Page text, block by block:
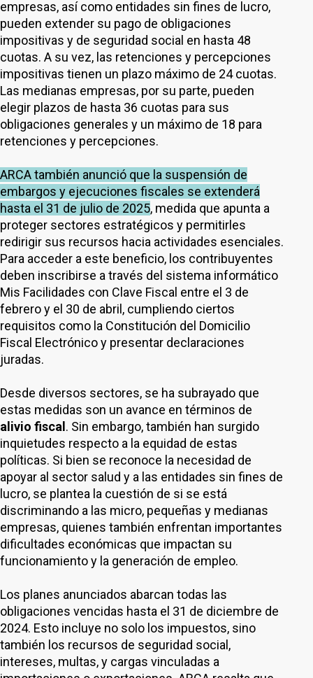
empresas, así como entidades sin fines de lucro,
pueden extender su pago de obligaciones
impositivas y de seguridad social en hasta 48
cuotas. A su vez, las retenciones y percepciones
impositivas tienen un plazo máximo de 24 cuotas.
Las medianas empresas, por su parte, pueden
elegir plazos de hasta 36 cuotas para sus
obligaciones generales y un máximo de 18 para
retenciones y percepciones.
ARCA también anunció que la suspensión de
embargos y ejecuciones fiscales se extenderá
hasta el 31 de julio de 2025, medida que apunta a
proteger sectores estratégicos y permitirles
redirigir sus recursos hacia actividades esenciales.
Para acceder a este beneficio, los contribuyentes
deben inscribirse a través del sistema informático
Mis Facilidades con Clave Fiscal entre el 3 de
febrero y el 30 de abril, cumpliendo ciertos
requisitos como la Constitución del Domicilio
Fiscal Electrónico y presentar declaraciones
juradas.
Desde diversos sectores, se ha subrayado que
estas medidas son un avance en términos de
alivio fiscal . Sin embargo, también han surgido
inquietudes respecto a la equidad de estas
políticas. Si bien se reconoce la necesidad de
apoyar al sector salud y a las entidades sin fines de
lucro, se plantea la cuestión de si se está
discriminando a las micro, pequeñas y medianas
empresas, quienes también enfrentan importantes
dificultades económicas que impactan su
funcionamiento y la generación de empleo.
Los planes anunciados abarcan todas las
obligaciones vencidas hasta el 31 de diciembre de
2024. Esto incluye no solo los impuestos, sino
también los recursos de seguridad social,
intereses, multas, y cargas vinculadas a